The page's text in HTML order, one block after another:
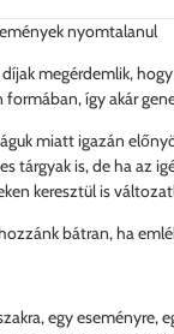
nyomtalanul
megérdemlik,
így akár
miatt igazán
tárgyak is, de ha az
keresztül is
bátran, ha
egy